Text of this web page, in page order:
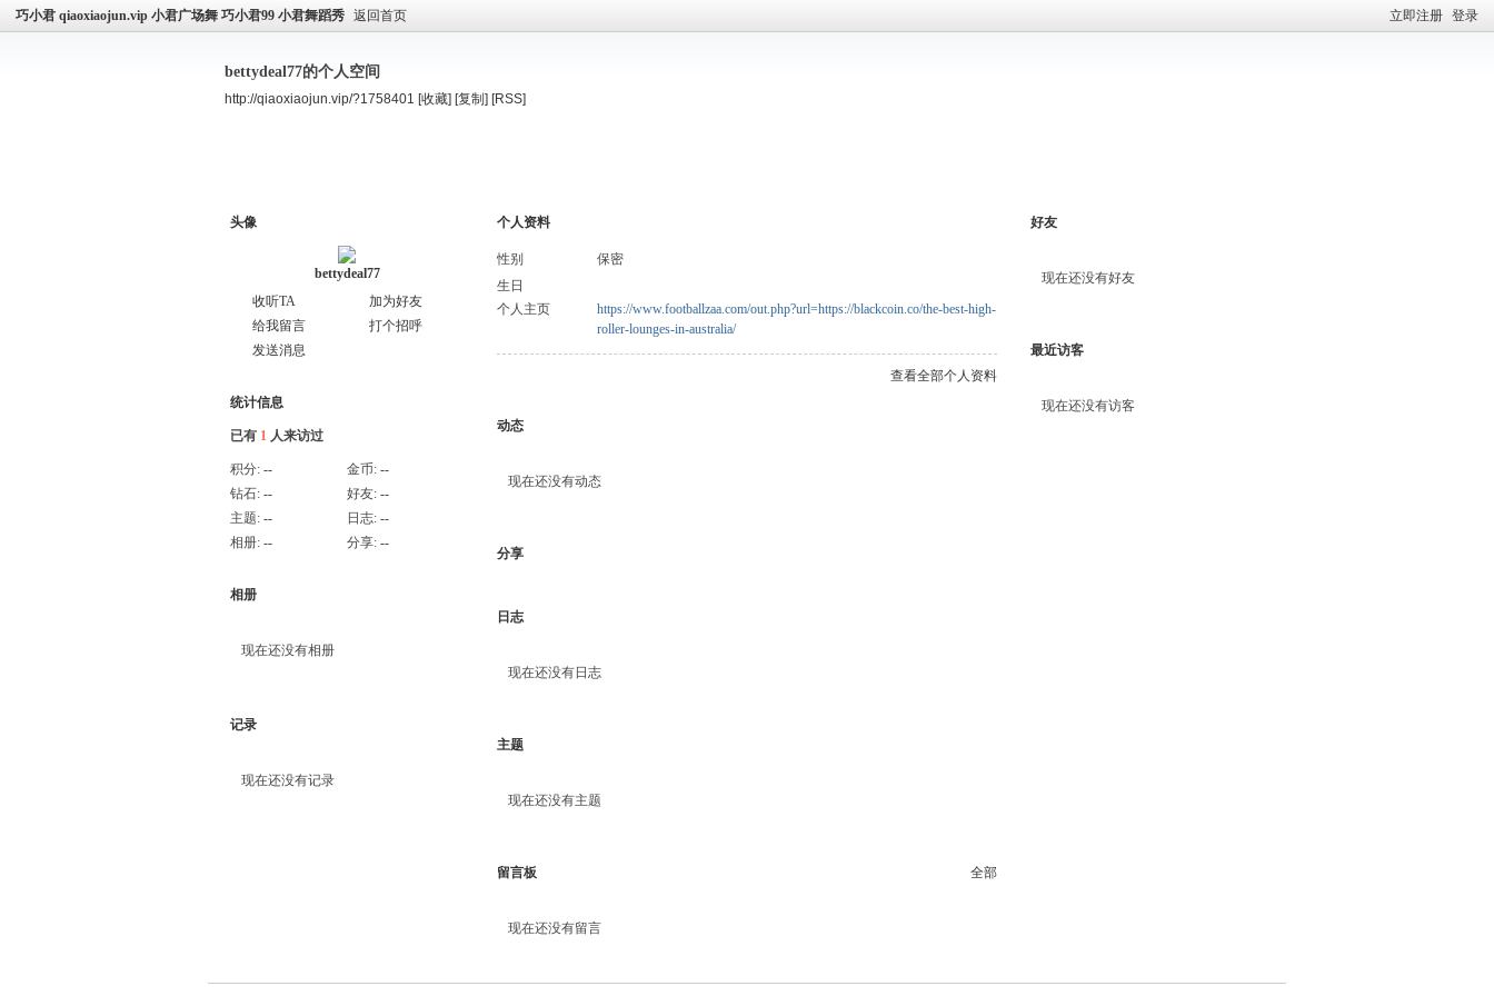
立即注册 登录
巧小君 qiaoxiaojun.vip 小君广场舞 巧小君99 小君舞蹈秀 返回首页
bettydeal77的个人空间
http://qiaoxiaojun.vip/?1758401 [收藏] [复制] [RSS]
头像
bettydeal77
收听TA
加为好友
给我留言
打个招呼
发送消息
统计信息
已有 1 人来访过
积分: -- 金币: --
钻石: -- 好友: --
主题: -- 日志: --
相册: -- 分享: --
相册
现在还没有相册
记录
现在还没有记录
个人资料
性别
保密
生日
个人主页
https://www.footballzaa.com/out.php?url=https://blackcoin.co/the-best-high-
roller-lounges-in-australia/
查看全部个人资料
动态
现在还没有动态
分享
日志
现在还没有日志
主题
现在还没有主题
留言板 全部
现在还没有留言
好友
现在还没有好友
最近访客
现在还没有访客